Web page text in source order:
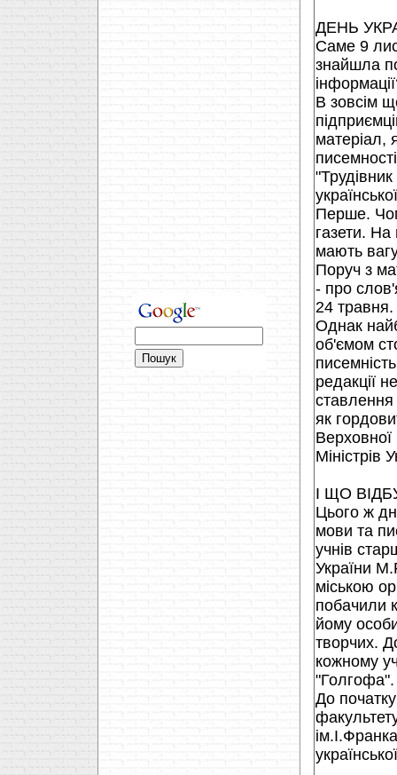
ДЕНЬ
Саме 9
знайшла
В зовсiм
матерiал,
Перше.
газети.
мають
Поруч з
- про
24 травня.
Однак
об'ємом
редакцiї
як
Мiнiстрiв
I ЩО
Цього ж
мови та
учнiв
України
мiською
побачили
йому
творчих.
кожному
"Голгофа".
До